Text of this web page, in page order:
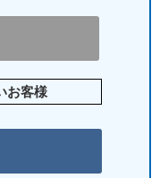
お客様